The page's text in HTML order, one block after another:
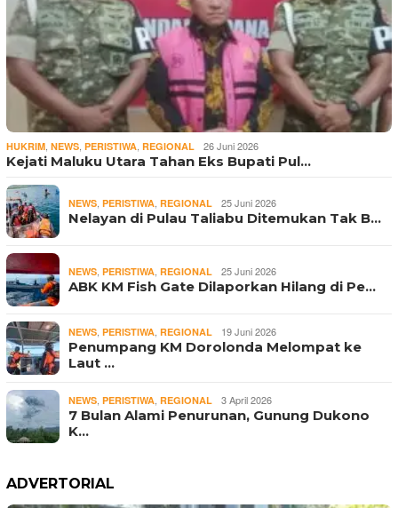
HUKRIM NEWS PERISTIWA REGIONAL 26 Juni 2026
Kejati Maluku Utara Tahan Eks Bupati Pul…
NEWS PERISTIWA REGIONAL 25 Juni 2026
Nelayan di Pulau Taliabu Ditemukan Tak B…
NEWS PERISTIWA REGIONAL 25 Juni 2026
ABK KM Fish Gate Dilaporkan Hilang di Pe…
NEWS PERISTIWA REGIONAL 19 Juni 2026
Penumpang KM Dorolonda Melompat ke
Laut …
NEWS PERISTIWA REGIONAL 3 April 2026
7 Bulan Alami Penurunan, Gunung Dukono
K…
ADVERTORIAL